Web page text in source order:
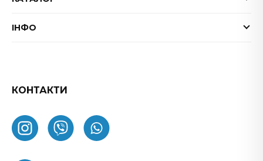
Електрогітари
Підсилювачі
Комбопідсилювачі
ІНФО
Обмін та повернення товару
Як замовити
КОНТАКТИ